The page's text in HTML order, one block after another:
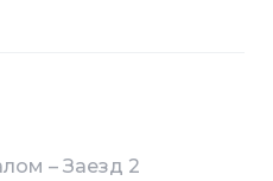
– Заезд 2